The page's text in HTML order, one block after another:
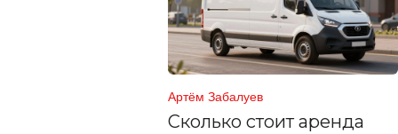
Артём Забалуев
Сколько стоит аренда